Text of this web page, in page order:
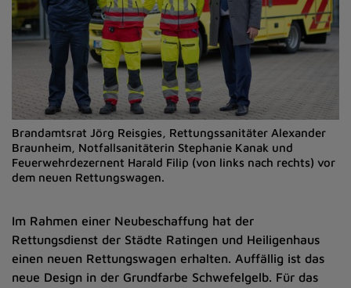
Brandamtsrat Jörg Reisgies, Rettungssanitäter Alexander
Braunheim, Notfallsanitäterin Stephanie Kanak und
Feuerwehrdezernent Harald Filip (von links nach rechts) vor
dem neuen Rettungswagen.
Im Rahmen einer Neubeschaffung hat der
Rettungsdienst der Städte Ratingen und Heiligenhaus
einen neuen Rettungswagen erhalten. Auffällig ist das
neue Design in der Grundfarbe Schwefelgelb. Für das